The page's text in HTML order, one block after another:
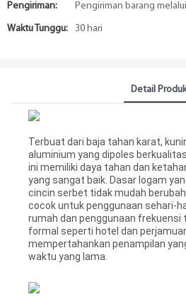
Pengiriman: Pengiriman barang
Waktu Tunggu: 30 hari
Detail Produk
Terbuat dari baja tahan karat,
aluminium yang dipoles
ini memiliki daya tahan dan
yang sangat baik. Dasar logam
cincin serbet tidak mudah
cocok untuk penggunaan sehari-
rumah dan penggunaan frekuensi
formal seperti hotel dan
mempertahankan penampilan
waktu yang lama.